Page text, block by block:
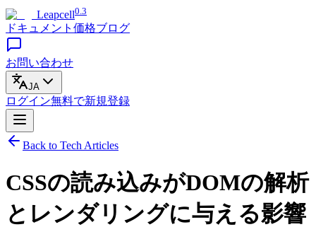
Leapcell0.3
ドキュメント 価格ブログ
お問い合わせ
JA
ログイン無料で新規登録
Back to Tech Articles
CSSの読み込みがDOMの解析
とレンダリングに与える影響